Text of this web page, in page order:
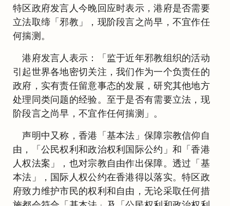
特区政府发言人今晚回应时表示，港府是否需要
立法取缔「邪教」，现阶段言之尚早，不宜作任
何揣测。
港府发言人表示：「监于近年邪教组织的活动
引起世界各地密切关注，我们作为一个负责任的
政府，实有责任留意事态的发展，研究其他地方
处理同类问题的经验。至于是否有需要立法，现
阶段言之尚早，不宜作任何揣测」。
声明中又称，香港「基本法」保障宗教信仰自
由，「公民权利和政治权利国际公约」和「香港
人权法案」，也对宗教自由作出保障。透过「基
本法」，国际人权公约在香港得以落实。特区政
府致力维护市民的权利和自由，无论采取任何措